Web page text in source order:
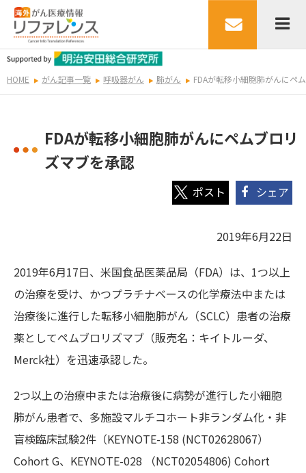
HOME がん記事一覧 呼吸器がん 肺がん FDAが転移小細胞肺がんにペ
FDAが転移小細胞肺がんにペムブロリ
ズマブを承認
シェア
2019年6月22日
2019年6月17日、米国食品医薬品局（FDA）は、1つ以上
の治療を受け、かつプラチナベースの化学療法中または
治療後に進行した転移小細胞肺がん（SCLC）患者の治療
薬としてペムブロリズマブ（販売名：キイトルーダ、
Merck社）を迅速承認した。
2つ以上の治療中または治療後に病勢が進行した小細胞
肺がん患者で、多施設マルチコホート非ランダム化・非
盲検臨床試験2件（KEYNOTE-158 (NCT02628067）
Cohort G、KEYNOTE-028 （NCT02054806) Cohort